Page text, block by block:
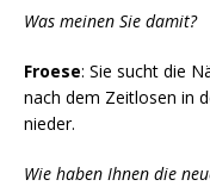
Was meinen Sie damit?
Froese: Sie sucht die
nach dem Zeitlosen in
nieder.
Wie haben Ihnen die